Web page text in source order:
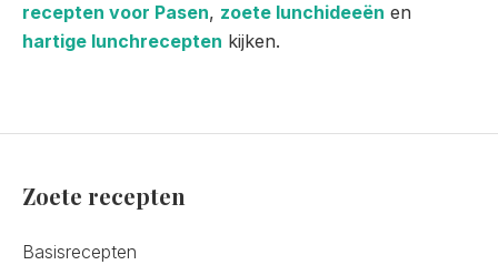
recepten voor Pasen, zoete lunchideeën en
hartige lunchrecepten kijken.
Zoete recepten
Basisrecepten